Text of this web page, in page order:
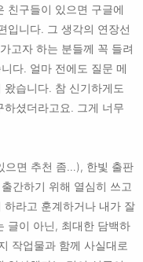
친구들이 있으면 구글에
입니다. 그 생각의 연장선
고자 하는 분들께 꼭 들려
다. 얼마 전에도 질문 메
습니다. 참 신기하게도
셨더라고요. 그게 너무
으면 추천 좀…), 한빛 출판
간하기 위해 열심히 쓰고
라고 훈계하거나 내가 잘
글이 아닌, 최대한 담백하
작업물과 함께 사실대로